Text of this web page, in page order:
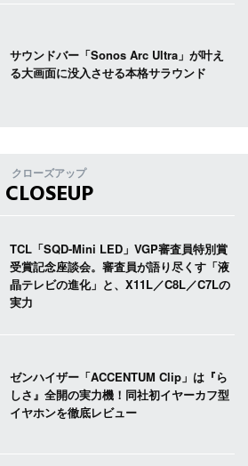
サウンドバー「Sonos Arc Ultra」が叶え
る大画面に没入させる本格サラウンド
クローズアップ
CLOSEUP
TCL「SQD-Mini LED」VGP審査員特別賞
受賞記念座談会。審査員が語り尽くす「液
晶テレビの進化」と、X11L／C8L／C7Lの
実力
ゼンハイザー「ACCENTUM Clip」は『ら
しさ』全開の実力機！同社初イヤーカフ型
イヤホンを徹底レビュー